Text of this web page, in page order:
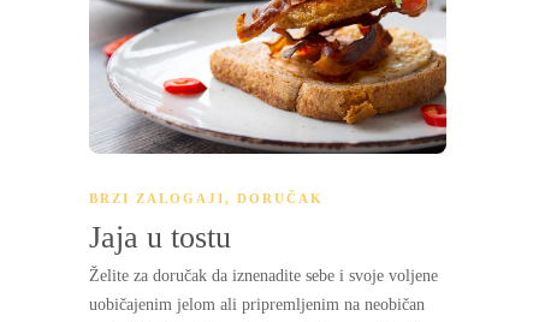
BRZI ZALOGAJI, DORUČAK
Jaja u tostu
Želite za doručak da iznenadite sebe i svoje voljene
uobičajenim jelom ali pripremljenim na neobičan